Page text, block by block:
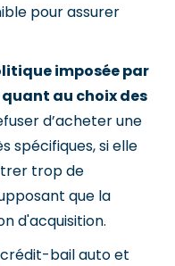
pour assurer
imposée par
au choix des
d’acheter une
spécifiques, si elle
trop de
que la
d'acquisition.
crédit-bail auto et